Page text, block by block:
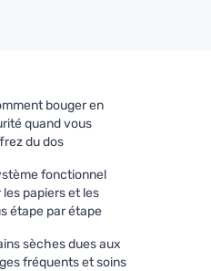
bouger en
quand vous
du dos
fonctionnel
les papiers et les
étape par étape
sèches dues aux
fréquents et soins